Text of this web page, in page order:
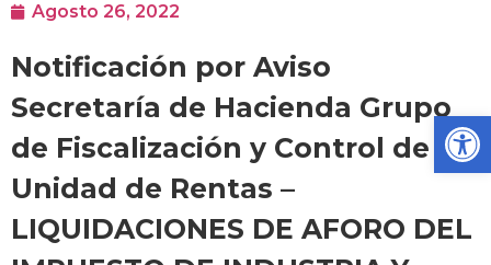
Agosto 26, 2022
Notificación por Aviso
Secretaría de Hacienda Grupo
de Fiscalización y Control de la
Unidad de Rentas –
LIQUIDACIONES DE AFORO DEL